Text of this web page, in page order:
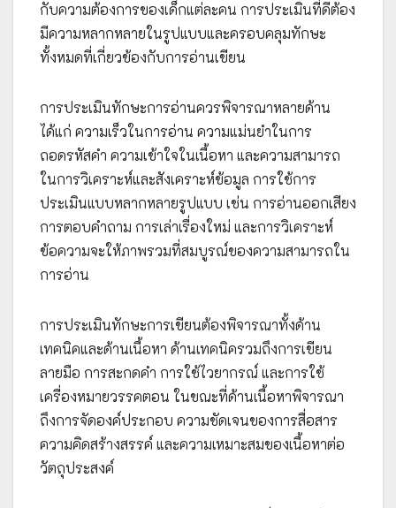
กับความต้องการของเด็กแต่ละคน การประเมินที่ดีต้อง
มีความหลากหลายในรูปแบบและครอบคลุมทักษะ
ทั้งหมดที่เกี่ยวข้องกับการอ่านเขียน
การประเมินทักษะการอ่านควรพิจารณาหลายด้าน
ได้แก่ ความเร็วในการอ่าน ความแม่นยำในการ
ถอดรหัสคำ ความเข้าใจในเนื้อหา และความสามารถ
ในการวิเคราะห์และสังเคราะห์ข้อมูล การใช้การ
ประเมินแบบหลากหลายรูปแบบ เช่น การอ่านออกเสียง
การตอบคำถาม การเล่าเรื่องใหม่ และการวิเคราะห์
ข้อความจะให้ภาพรวมที่สมบูรณ์ของความสามารถใน
การอ่าน
การประเมินทักษะการเขียนต้องพิจารณาทั้งด้าน
เทคนิคและด้านเนื้อหา ด้านเทคนิครวมถึงการเขียน
ลายมือ การสะกดคำ การใช้ไวยากรณ์ และการใช้
เครื่องหมายวรรคตอน ในขณะที่ด้านเนื้อหาพิจารณา
ถึงการจัดองค์ประกอบ ความชัดเจนของการสื่อสาร
ความคิดสร้างสรรค์ และความเหมาะสมของเนื้อหาต่อ
วัตถุประสงค์